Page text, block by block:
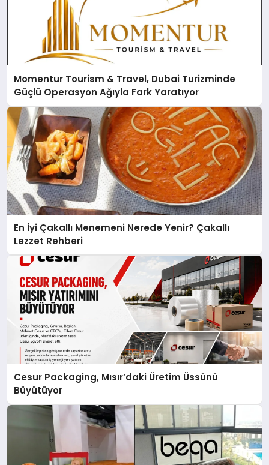
Momentur Tourism & Travel, Dubai Turizminde
Güçlü Operasyon Ağıyla Fark Yaratıyor
En İyi Çakallı Menemeni Nerede Yenir? Çakallı
Lezzet Rehberi
Cesur Packaging, Mısır’daki Üretim Üssünü
Büyütüyor